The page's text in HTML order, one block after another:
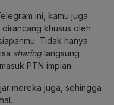
ini, kamu juga
khusus oleh
Tidak hanya
sharing langsung
PTN impian.
mereka juga, sehingga